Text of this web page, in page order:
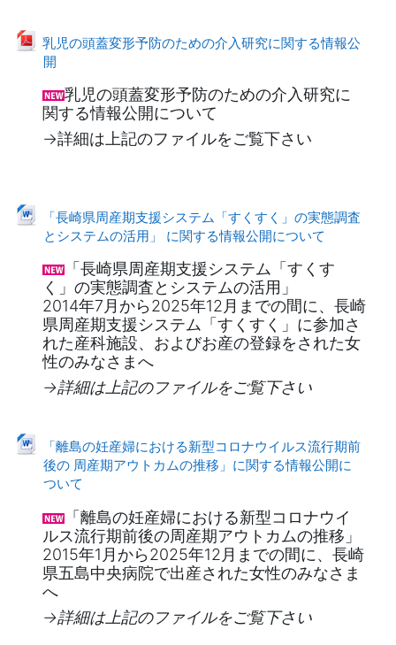
乳児の頭蓋変形予防のための介入研究に関する情報公
開
ファイル
乳児の頭蓋変形予防のための介入研究に
関する情報公開について
→詳細は上記のファイルをご覧下さい
「長崎県周産期支援システム「すくすく」の実態調査
とシステムの活用」 に関する情報公開について
ファイル
「長崎県周産期支援システム「すくす
く」の実態調査とシステムの活用」
2014年7月から2025年12月までの間に、長崎
県周産期支援システム「すくすく」に参加さ
れた産科施設、およびお産の登録をされた女
性のみなさまへ
→詳細は上記のファイルをご覧下さい
「離島の妊産婦における新型コロナウイルス流行期前
後の 周産期アウトカムの推移」に関する情報公開に
ついて
ファイル
「離島の妊産婦における新型コロナウイ
ルス流行期前後の周産期アウトカムの推移」
2015年1月から2025年12月までの間に、長崎
県五島中央病院で出産された女性のみなさま
へ
→詳細は上記のファイルをご覧下さい